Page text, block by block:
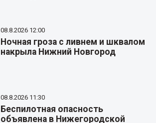
08.8.2026 12:00
Ночная гроза с ливнем и шквалом
накрыла Нижний Новгород
08.8.2026 11:30
Беспилотная опасность
объявлена в Нижегородской